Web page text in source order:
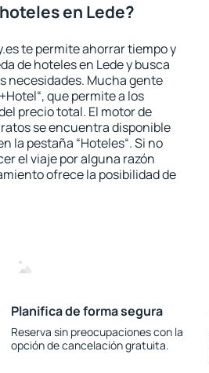
en Lede?
te permite ahorrar tiempo y
de hoteles en Lede y busca
necesidades. Mucha gente
que permite a los
precio total. El motor de
se encuentra disponible
la pestaña “Hoteles“. Si no
el viaje por alguna razón
ofrece la posibilidad de
Planifica de forma segura
Reserva sin preocupaciones con la
opción de cancelación gratuita.